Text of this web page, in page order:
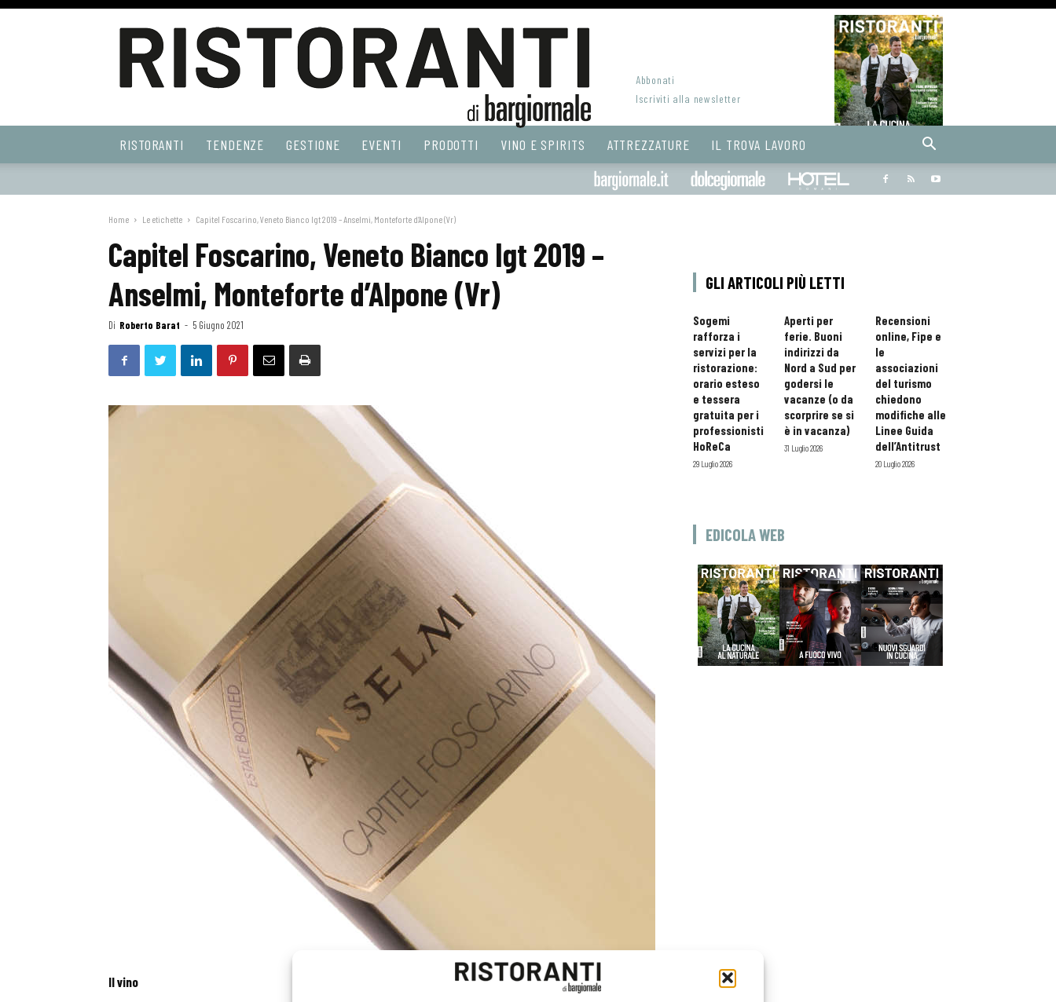
Web
Abbonati
Iscriviti alla newsletter
RISTORANTI TENDENZE GESTIONE EVENTI PRODOTTI VINO E SPIRITS ATTREZZATURE IL TROVA LAVORO
Bargiornale dolcegiornale
Home Le etichette Capitel Foscarino, Veneto Bianco Igt 2019 – Anselmi, Monteforte d’Alpone (Vr)
Capitel Foscarino, Veneto Bianco Igt 2019 –
Anselmi, Monteforte d’Alpone (Vr)
Di Roberto Barat - 5 Giugno 2021
Il vino
GLI ARTICOLI PIÙ LETTI
Sogemi
rafforza i
servizi per la
ristorazione:
orario esteso
e tessera
gratuita per i
professionisti
HoReCa
29 Luglio 2026
Aperti per
ferie. Buoni
indirizzi da
Nord a Sud per
godersi le
vacanze (o da
scorprire se si
è in vacanza)
31 Luglio 2026
Recensioni
online, Fipe e
le
associazioni
del turismo
chiedono
modifiche alle
Linee Guida
dell’Antitrust
20 Luglio 2026
EDICOLA WEB